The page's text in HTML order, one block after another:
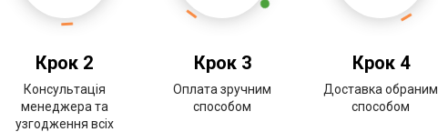
Крок 2
Консультація
менеджера та
узгодження всіх
Крок 3
Оплата зручним
способом
Крок 4
Доставка обраним
способом